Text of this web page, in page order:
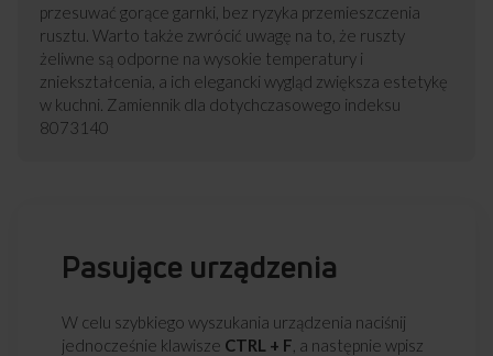
przesuwać gorące garnki, bez ryzyka przemieszczenia
rusztu. Warto także zwrócić uwagę na to, że ruszty
żeliwne są odporne na wysokie temperatury i
zniekształcenia, a ich elegancki wygląd zwiększa estetykę
w kuchni. Zamiennik dla dotychczasowego indeksu
8073140
Pasujące urządzenia
W celu szybkiego wyszukania urządzenia naciśnij
jednocześnie klawisze CTRL + F , a następnie wpisz